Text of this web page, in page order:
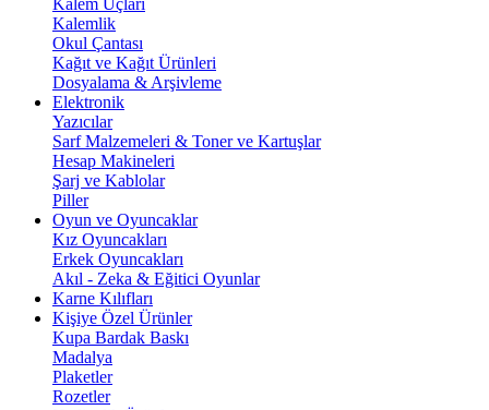
Kalem Uçları
Kalemlik
Okul Çantası
Kağıt ve Kağıt Ürünleri
Dosyalama & Arşivleme
Elektronik
Yazıcılar
Sarf Malzemeleri & Toner ve Kartuşlar
Hesap Makineleri
Şarj ve Kablolar
Piller
Oyun ve Oyuncaklar
Kız Oyuncakları
Erkek Oyuncakları
Akıl - Zeka & Eğitici Oyunlar
Karne Kılıfları
Kişiye Özel Ürünler
Kupa Bardak Baskı
Madalya
Plaketler
Rozetler